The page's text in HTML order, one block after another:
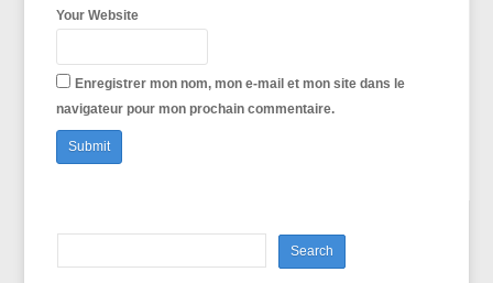
Your Website
Enregistrer mon nom, mon e-mail et mon site dans le
navigateur pour mon prochain commentaire.